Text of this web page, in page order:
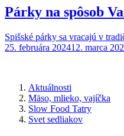
Párky na spôsob
Spišské párky sa vracajú v
25. februára 202412. marca
Aktuálnosti
Mäso, mlieko, vajíčka
Slow Food Tatry
Svet sedliakov